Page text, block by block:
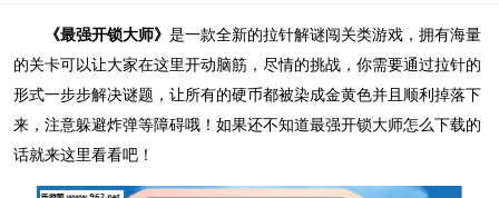
《最强开锁大师》 是一款全新的拉针解谜闯关类游戏，拥有海量
的关卡可以让大家在这里开动脑筋，尽情的挑战，你需要通过拉针的
形式一步步解决谜题，让所有的硬币都被染成金黄色并且顺利掉落下
来，注意躲避炸弹等障碍哦！如果还不知道最强开锁大师怎么下载的
话就来这里看看吧！